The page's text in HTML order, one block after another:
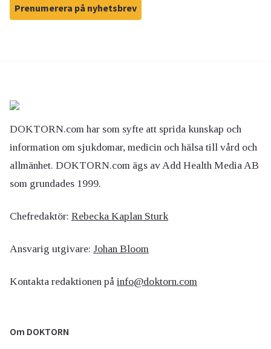
Prenumerera på nyhetsbrev
DOKTORN.com har som syfte att sprida kunskap och
information om sjukdomar, medicin och hälsa till vård och
allmänhet. DOKTORN.com ägs av Add Health Media AB
som grundades 1999.
Chefredaktör: Rebecka Kaplan Sturk
Ansvarig utgivare: Johan Bloom
Kontakta redaktionen på info@doktorn.com
Om DOKTORN